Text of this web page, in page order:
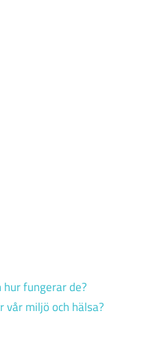
fungerar de?
miljö och hälsa?